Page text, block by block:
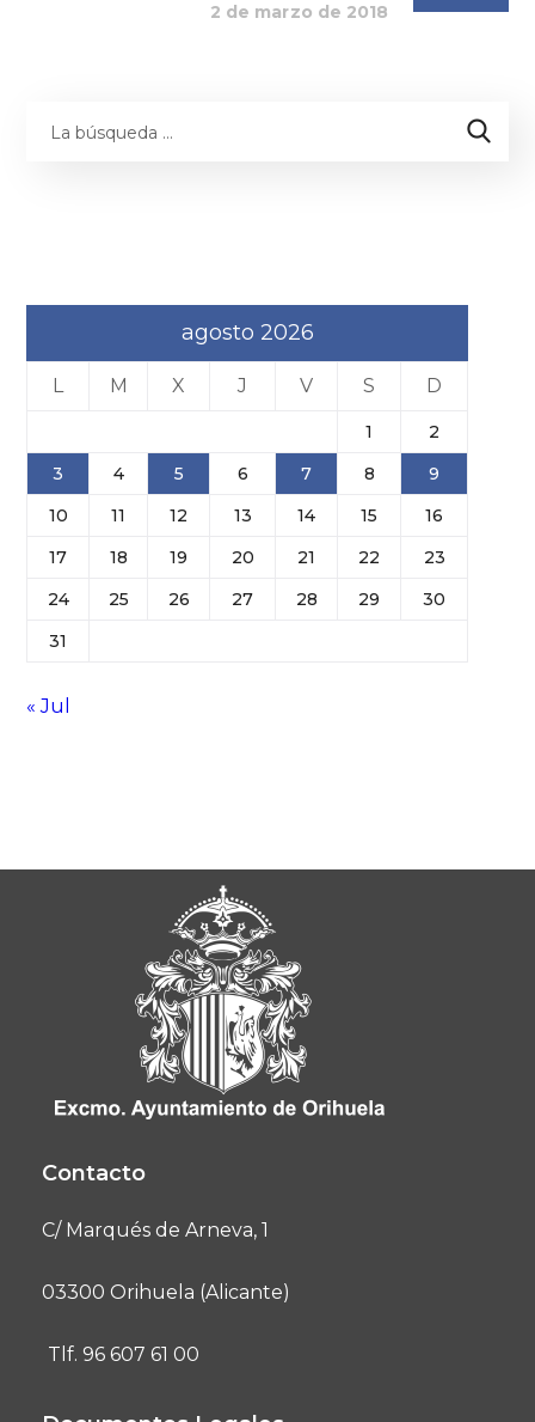
2 de marzo de 2018
agosto 2026
L M X J V S D
1
2
3
4 5 6 7 8
9
10
11 12 13 14 15
16
17
18 19 20 21 22
23
24
25 26 27 28 29
30
31
« Jul
Contacto
C/ Marqués de Arneva, 1
03300 Orihuela (Alicante)
Tlf. 96 607 61 00